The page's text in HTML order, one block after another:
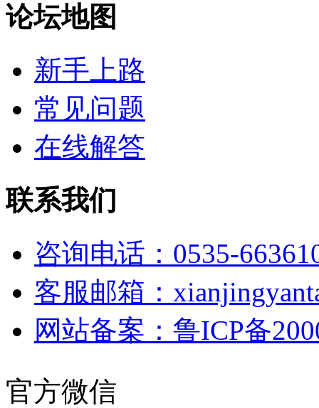
论坛地图
新手上路
常见问题
在线解答
联系我们
咨询电话：0535-
客服邮箱：
网站备案：鲁ICP备
官方微信